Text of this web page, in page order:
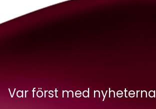
Var först med nyheterna